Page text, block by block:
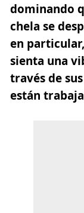
dominando
chela se
en
sienta una
través de
están